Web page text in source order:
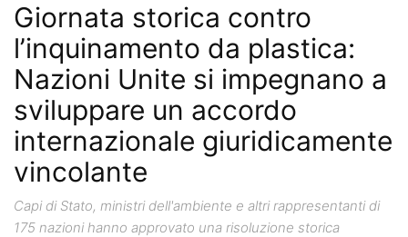
Giornata storica contro
l’inquinamento da plastica:
Nazioni Unite si impegnano a
sviluppare un accordo
internazionale giuridicamente
vincolante
Capi di Stato, ministri dell'ambiente e altri rappresentanti di
175 nazioni hanno approvato una risoluzione storica